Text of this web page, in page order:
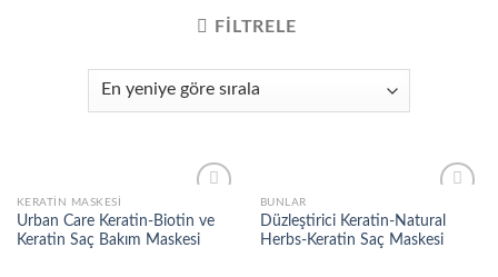
FILTRELE
wishlist
KERATIN MASKESI
Urban Care Keratin-Biotin ve
Keratin Saç Bakım Maskesi
Add to
wishlist
BUNLAR
Düzleştirici Keratin-Natural
Herbs-Keratin Saç Maskesi